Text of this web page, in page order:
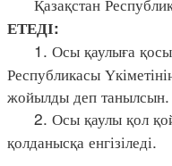
ЕТЕДІ:
1. Осы қаулыға
Республикасы
жойылды деп танылсын.
2. Осы қаулы қол
қолданысқа енгізіледі.